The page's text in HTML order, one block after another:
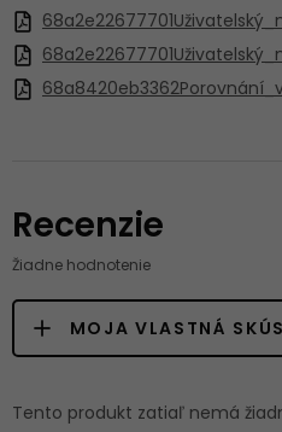
Recenzie
Žiadne hodnotenie
MOJA VLASTNÁ
Tento produkt zatiaľ nemá